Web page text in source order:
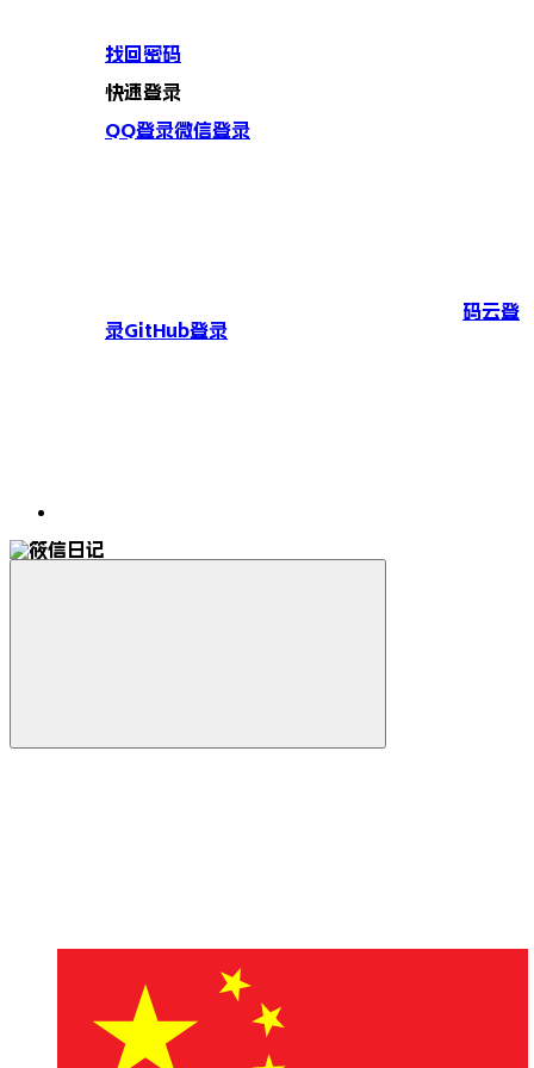
找回密码
快速登录
QQ登录微信登录
码云登
录GitHub登录